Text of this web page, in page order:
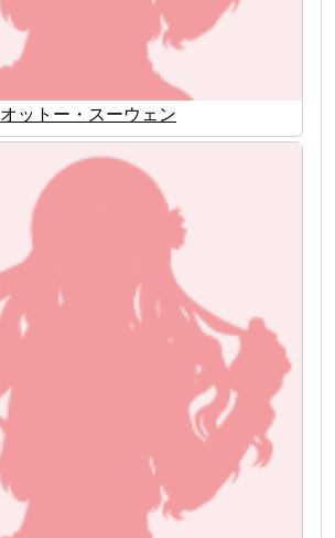
オットー・スーウェン